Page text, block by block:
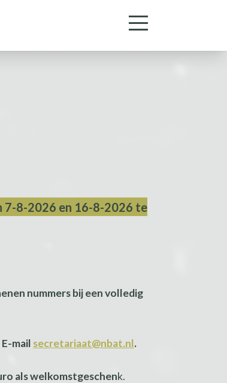
7-8-2026 en 16-8-2026 te
nummers bij een volledig
mail secretariaat@nbat.nl.
als welkomstgeschenk.